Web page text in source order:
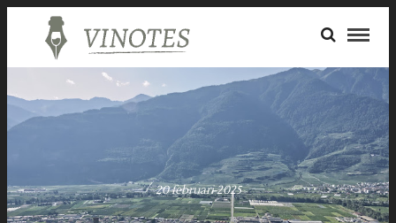
20 februari 2025